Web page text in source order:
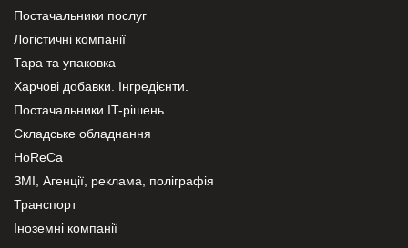
Постачальники послуг
Логістичні компанії
Тара та упаковка
Харчові добавки. Інгредієнти.
Постачальники IT-рішень
Складське обладнання
HoReCa
ЗМІ, Агенції, реклама, поліграфія
Транспорт
Іноземні компанії